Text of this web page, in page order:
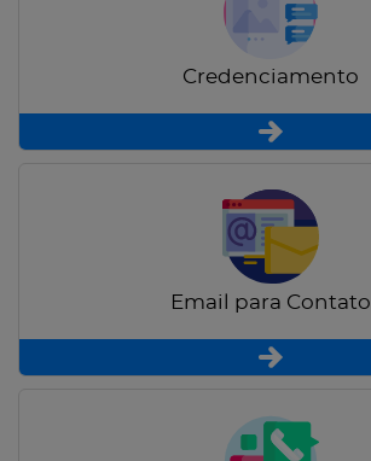
Credenciamento
Email para Contato